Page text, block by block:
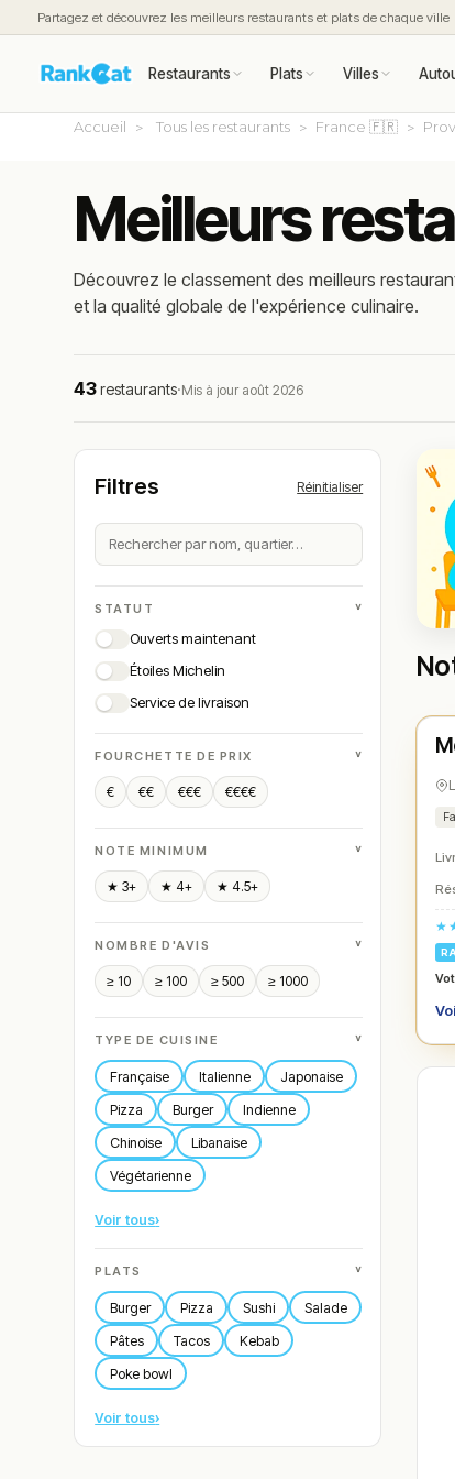
Partagez et découvrez les meilleurs restaurants et plats de chaque ville
Restaurants Plats Villes
Accueil Tous les restaurants France 🇫🇷
Meilleurs
Découvrez le classement des meilleurs
et la qualité globale de l'expérience culinaire.
43restaurants·Mis à jour août 2026
Filtres Réinitialiser
STATUT ˅
Ouverts maintenant
Étoiles Michelin
Service de livraison
FOURCHETTE DE PRIX ˅
€ €€ €€€ €€€€
NOTE MINIMUM ˅
★ 3+ ★ 4+ ★ 4.5+
NOMBRE D'AVIS ˅
≥ 10 ≥ 100 ≥ 500 ≥ 1000
TYPE DE CUISINE ˅
Française Italienne
Japonaise
Pizza
Burger
Indienne
Chinoise
Libanaise
Végétarienne
Voir tous›
PLATS ˅
Burger Pizza Sushi
Salade
Pâtes
Tacos
Kebab
Poke bowl
Voir tous›
★